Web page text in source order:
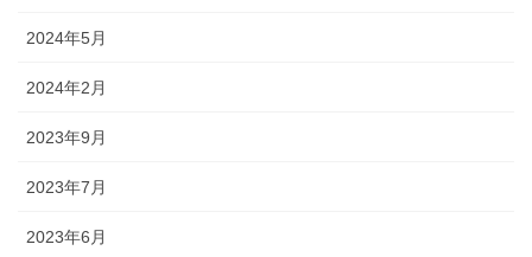
2024年5月
2024年2月
2023年9月
2023年7月
2023年6月